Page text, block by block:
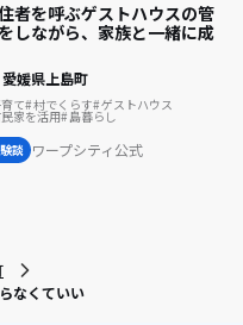
者を呼ぶゲストハウスの管
しながら、家族と一緒に成
愛媛県上島町
て 村でくらす ゲストハウス
家を活用 島暮らし
談 ワープシティ公式
なくていい